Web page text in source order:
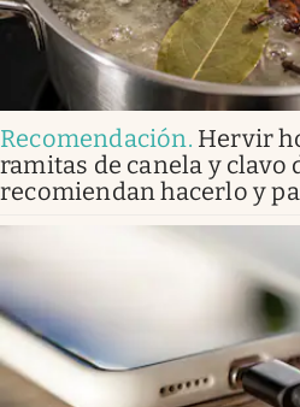
Recomendación. Hervir
ramitas de canela y clavo
recomiendan hacerlo y